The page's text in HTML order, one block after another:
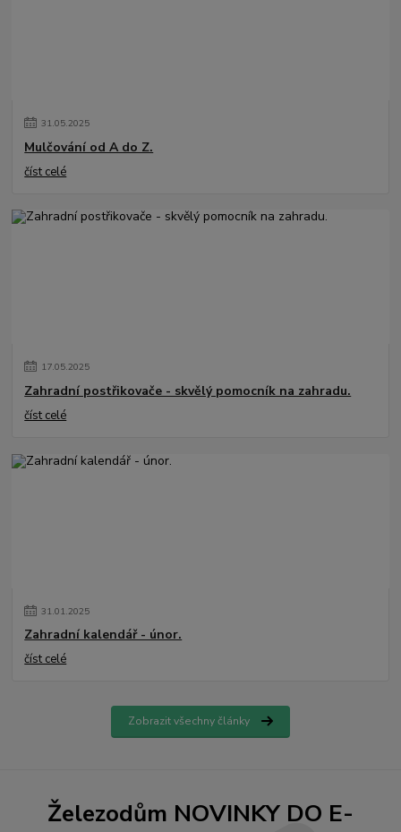
31.05.2025
Mulčování od A do Z.
číst celé
17.05.2025
Zahradní postřikovače - skvělý pomocník na zahradu.
číst celé
31.01.2025
Zahradní kalendář - únor.
číst celé
Zobrazit všechny články
Železodům NOVINKY DO E-